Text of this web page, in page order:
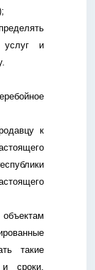
услуг и
к
такие
сроки,